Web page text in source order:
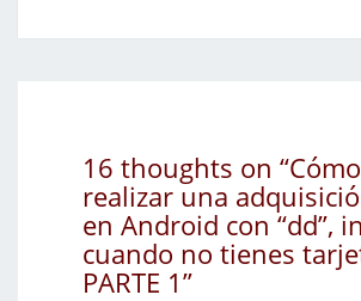
16 thoughts on “Cómo
realizar una
en Android con “dd”,
cuando no tienes
PARTE 1”